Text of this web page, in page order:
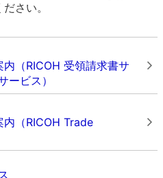
さい。
内（RICOH 受領請求書サ
ービス）
内（RICOH Trade